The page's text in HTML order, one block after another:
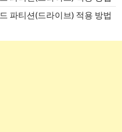
파티션(드라이브) 적용 방법